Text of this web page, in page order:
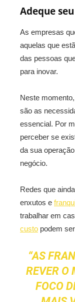
Adeque
As empresas
aquelas que
das pessoas
para inovar.
Neste
são as
essencial. Por
perceber se
da sua
negócio.
Redes que
enxutos e
trabalhar em
custo podem
“AS
REVER O
FOCO